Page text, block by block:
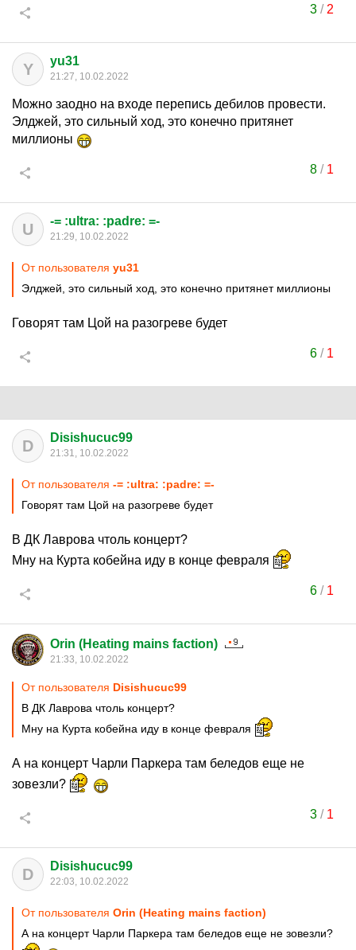
3/ 2
Y yu31
21:27, 10.02.2022
Можно заодно на входе перепись дебилов провести.
Элджей, это сильный ход, это конечно притянет
миллионы
8/ 1
U -= :ultra: :padre: =-
21:29, 10.02.2022
От пользователя yu31
Элджей, это сильный ход, это конечно притянет миллионы
Говорят там Цой на разогреве будет
6/ 1
D Disishucuc99
21:31, 10.02.2022
От пользователя -= :ultra: :padre: =-
Говорят там Цой на разогреве будет
В ДК Лаврова чтоль концерт?
Мну на Курта кобейна иду в конце февраля
6/ 1
Orin (Heating mains faction)
21:33, 10.02.2022
От пользователя Disishucuc99
В ДК Лаврова чтоль концерт?
Мну на Курта кобейна иду в конце февраля
А на концерт Чарли Паркера там беледов еще не
зовезли?
3/ 1
D Disishucuc99
22:03, 10.02.2022
От пользователя Orin (Heating mains faction)
А на концерт Чарли Паркера там беледов еще не зовезли?